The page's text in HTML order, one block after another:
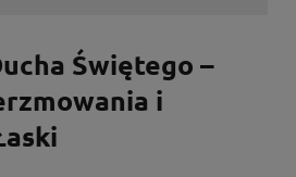
Świętego –
i